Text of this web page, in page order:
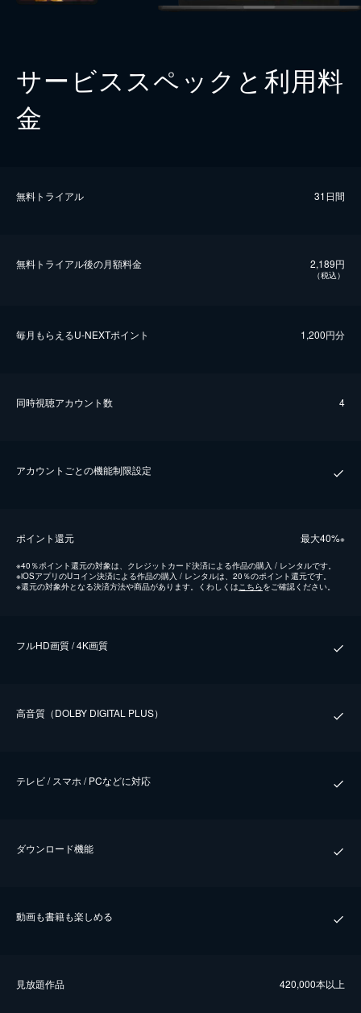
サービススペックと利用料
金
無料トライアル 31日間
無料トライアル後の⽉額料金 2,189円
（税込）
毎⽉もらえるU-NEXTポイント 1,200円分
同時視聴アカウント数 4
アカウントごとの機能制限設定
ポイント還元 最⼤40%※
※40％ポイント還元の対象は、クレジットカード決済による作品の購入 / レンタルです。
※iOSアプリのUコイン決済による作品の購入 / レンタルは、20％のポイント還元です。
※還元の対象外となる決済方法や商品があります。くわしくは こちらをご確認ください。
フルHD画質 / 4K画質
⾼⾳質（DOLBY DIGITAL PLUS）
テレビ / スマホ / PCなどに対応
ダウンロード機能
動画も書籍も楽しめる
⾒放題作品 420,000本以上